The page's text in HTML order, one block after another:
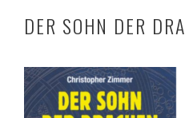
DER SOHN DER